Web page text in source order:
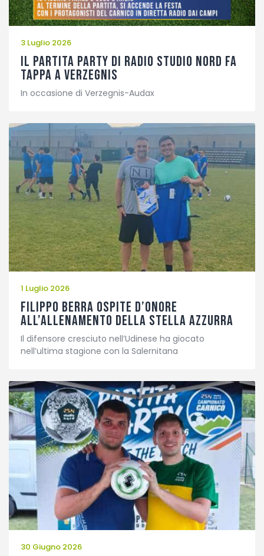
3 Luglio 2026
Il Partita Party di Radio Studio Nord fa
tappa a Verzegnis
In occasione di Verzegnis-Audax
1 Luglio 2026
Filippo Berra ospite d’onore
all’allenamento della Stella Azzurra
Il difensore cresciuto nell’Udinese ha giocato
nell’ultima stagione con la Salernitana
30 Giugno 2026